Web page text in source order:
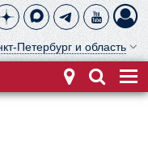
Петербург и область